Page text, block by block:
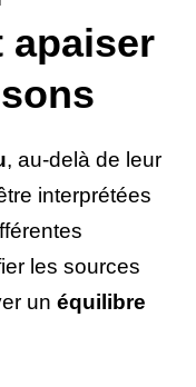
apaiser
, au-delà de leur
interprétées
les sources
un équilibre